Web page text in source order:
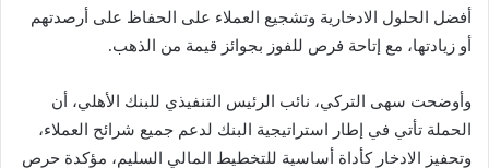
أفضل الحلول الادخارية وتشجيع العملاء على الحفاظ على أرصدتهم
أو زيادتها، مع إتاحة فرص للفوز بجوائز قيمة من الذهب.
وأوضحت سهى التركي، نائب الرئيس التنفيذي للبنك الأهلي، أن
الحملة تأتي في إطار استراتيجية البنك لدعم جميع شرائح العملاء،
وتحفيز الادخار كأداة أساسية للتخطيط المالي السليم، مؤكدة حرص